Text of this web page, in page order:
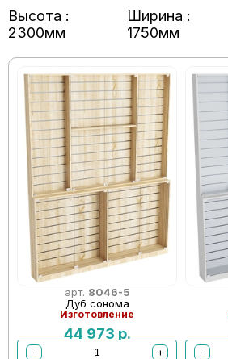
Высота :
2300мм
Ширина :
1750мм
арт. 8046-5
Дуб сонома
Изготовление
44 973 р.
−
+
−